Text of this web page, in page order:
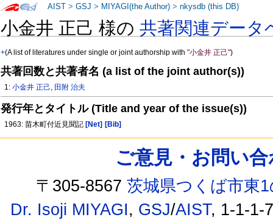
小金井 正己 様の共著関連データ
+(A list of literatures under single or joint authorship with"小金井 正己")
共著回数と共著者名 (a list of the joint author(s))
1:小金井 正己, 田附 治夫
発行年とタイトル (Title and year of the issue(s))
1963: 苗木町付近見聞記 [Net] [Bib]
AIST >GSJ > MIYAGI(the Author) >nkysdb (this DB)
ご意見・お問い
〒305-8567茨城県つくば市東
Dr. Isoji MIYAGI, GSJ/AIST, 1-1-1-